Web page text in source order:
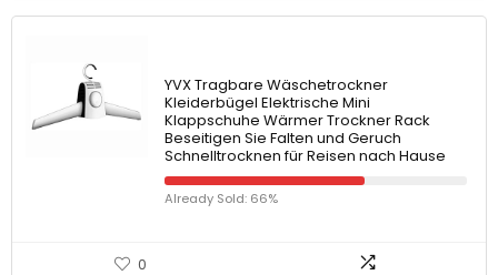
YVX Tragbare Wäschetrockner
Kleiderbügel Elektrische Mini
Klappschuhe Wärmer Trockner Rack
Beseitigen Sie Falten und Geruch
Schnelltrocknen für Reisen nach Hause
Already Sold: 66%
0